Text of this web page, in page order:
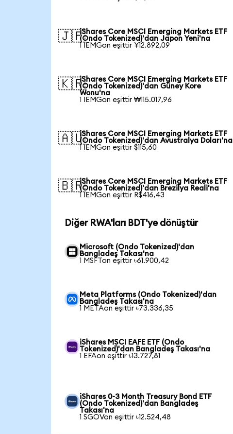
🇯🇵iShares Core MSCI Emerging Markets ETF
(Ondo Tokenized)'dan Japon Yeni'na
1 IEMGon eşittir ¥12.892,09
🇰🇷iShares Core MSCI Emerging Markets ETF
(Ondo Tokenized)'dan Güney Kore
Wonu'na
1 IEMGon eşittir ₩115.017,96
🇦🇺iShares Core MSCI Emerging Markets ETF
(Ondo Tokenized)'dan Avustralya Doları'na
1 IEMGon eşittir $115,60
🇧🇷iShares Core MSCI Emerging Markets ETF
(Ondo Tokenized)'dan Brezilya Reali'na
1 IEMGon eşittir R$416,43
Diğer RWA'ları BDT'ye dönüştür
Microsoft (Ondo Tokenized)'dan
Bangladeş Takası'na
1 MSFTon eşittir ৳61.900,42
Meta Platforms (Ondo Tokenized)'dan
Bangladeş Takası'na
1 METAon eşittir ৳73.336,35
iShares MSCI EAFE ETF (Ondo
Tokenized)'dan Bangladeş Takası'na
1 EFAon eşittir ৳13.727,81
iShares 0-3 Month Treasury Bond ETF
(Ondo Tokenized)'dan Bangladeş
Takası'na
1 SGOVon eşittir ৳12.524,48